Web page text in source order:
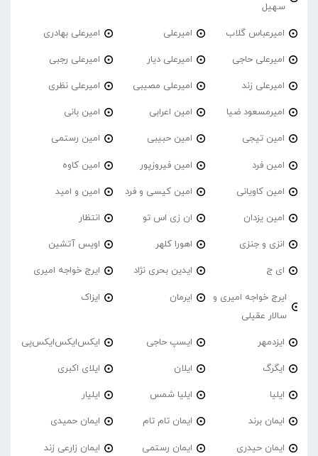
سهیل
امیرعباس گلاب امیرعلی امیرعلی بهادری
امیرعلی حاجی امیرعلی دیار امیرعلی رجبی
امیرعلی زند امیرعلی مصیبی امیرعلی نظری
امیرمسعود ضیا امین اعرابی امین بانی
امین تیجی امین حبیبی امین رستمی
امین فرد امین فیروزپور امین کاوه
امین کاویانی امین کیسی و فرد امین و امید
امین یزدان ان زی اس تو انتظار
انزی و جنزی اهورا کلهر اویس آتشین
ای ج ایدین بحری نژاد ایرج خواجه امیری
ایرج خواجه امیری و
سالار عقیلی
ایرمان ایزاک
ایزدمهر ایسپ حاجی ایکس‌ایکس‌ایکس‌پی
ایگرگ ایلان ایلای اکبری
ایلیا ایلیا شمس ایلیار
ایمان برند ایمان تام تام ایمان حمیدی
ایمان حیدری ایمان رستمی ایمان زارعی زند